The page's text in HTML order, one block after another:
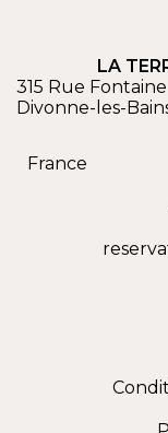
LA
315 Rue Fontaine
Divonne-les-
France